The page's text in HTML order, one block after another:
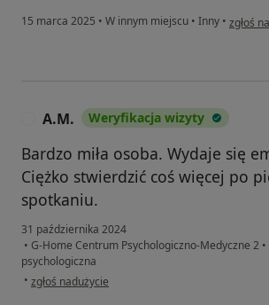
15 marca 2025 • W innym miejscu • Inny • w opinii
zgłoś
A.M. Weryfikacja wizyty
Bardzo miła osoba. Wydaje się
Ciężko stwierdzić coś więcej po
spotkaniu.
31 października 2024
• G-Home Centrum Psychologiczno-Medyczne 2 •
psychologiczna
• w opinii użytkownika A.M.
zgłoś nadużycie